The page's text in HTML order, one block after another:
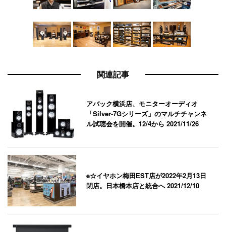
関連記事
アバック横浜店、モニターオーディオ
「Silver-7Gシリーズ」のマルチチャンネ
ル試聴会を開催。12/4から2021/11/26
e☆イヤホン梅田EST店が2022年2月13日
閉店。日本橋本店と統合へ2021/12/10